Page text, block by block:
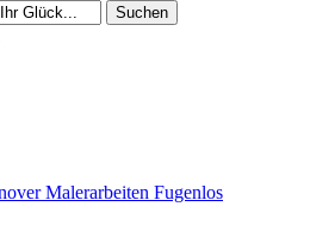
Suchen